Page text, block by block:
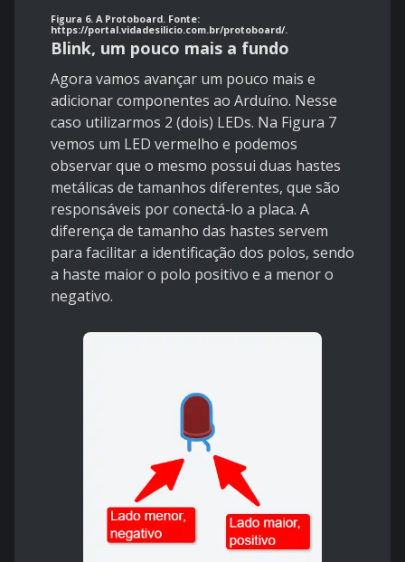
Figura 6. A Protoboard. Fonte:
https://portal.vidadesilicio.com.br/protoboard/.
Blink, um pouco mais a fundo
Agora vamos avançar um pouco mais e
adicionar componentes ao Arduíno. Nesse
caso utilizarmos 2 (dois) LEDs. Na Figura 7
vemos um LED vermelho e podemos
observar que o mesmo possui duas hastes
metálicas de tamanhos diferentes, que são
responsáveis por conectá-lo a placa. A
diferença de tamanho das hastes servem
para facilitar a identificação dos polos, sendo
a haste maior o polo positivo e a menor o
negativo.